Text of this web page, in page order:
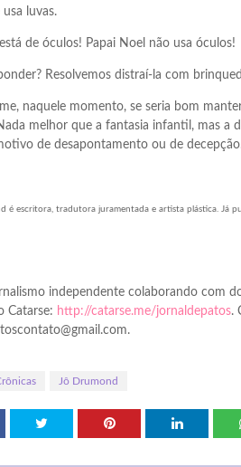
usa luvas.
de óculos! Papai Noel não usa óculos!
Resolvemos distraí-la com
naquele momento, se seria bom
melhor que a fantasia infantil, mas a
de desapontamento ou de
é escritora, tradutora juramentada e artista plástica. Já
independente colaborando com
Catarse: http://catarse.me/jornaldepatos.
Jô Drumond